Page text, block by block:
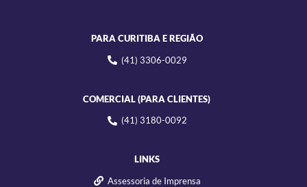
PARA CURITIBA E REGIÃO
(41) 3306-0029
COMERCIAL (PARA CLIENTES)
(41) 3180-0092
LINKS
Assessoria de Imprensa